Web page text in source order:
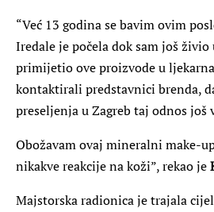
“Već 13 godina se bavim ovim
Iredale je počela dok sam još
primijetio ove proizvode u
kontaktirali predstavnici brenda,
preseljenja u Zagreb taj odnos
Obožavam ovaj mineralni make-
nikakve reakcije na koži”, rekao je
Majstorska radionica je trajala